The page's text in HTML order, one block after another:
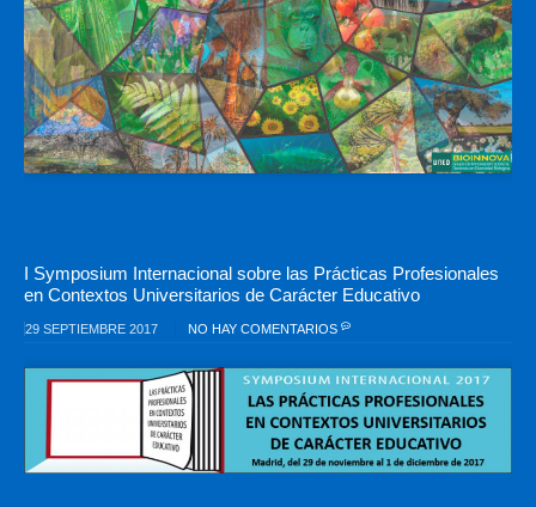
I Symposium Internacional sobre las Prácticas Profesionales
en Contextos Universitarios de Carácter Educativo
29 SEPTIEMBRE 2017 NO HAY COMENTARIOS